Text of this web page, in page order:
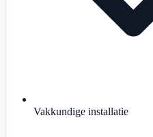
Vakkundige installatie